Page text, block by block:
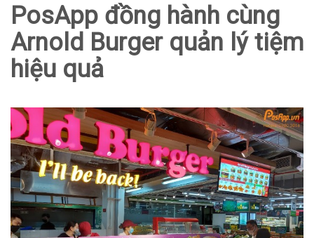
PosApp đồng hành cùng
Arnold Burger quản lý tiệm
hiệu quả